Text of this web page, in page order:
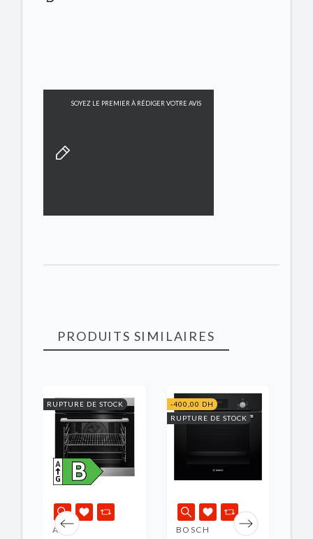
SOYEZ LE PREMIER À RÉDIGER VOTRE AVIS
PRODUITS SIMILAIRES
RUPTURE DE STOCK
AEG
-400,00 DH
RUPTURE DE STOCK
BOSCH